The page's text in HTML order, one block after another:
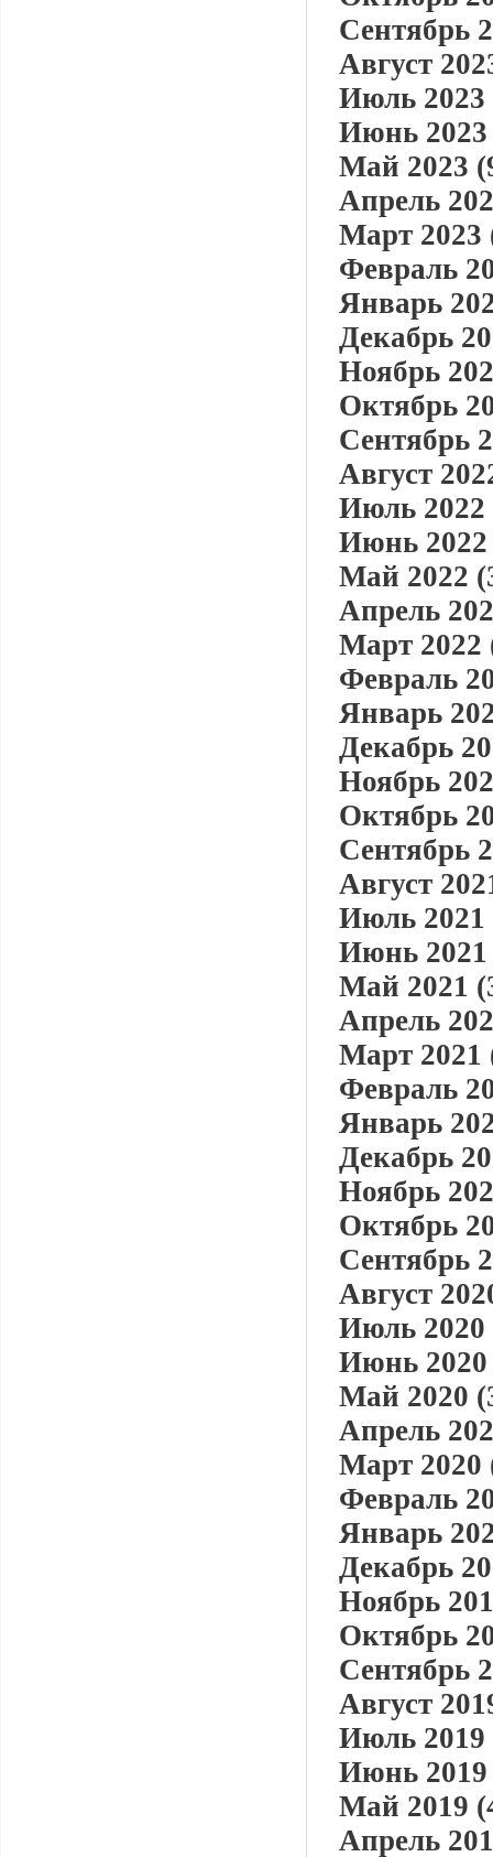
Сентябрь
Август
Июль 2023
Июнь 2023
Май 2023
Апрель
Март 2023
Февраль
Январь
Декабрь
Ноябрь
Октябрь
Сентябрь
Август
Июль 2022
Июнь 2022
Май 2022
Апрель
Март 2022
Февраль
Январь
Декабрь
Ноябрь
Октябрь
Сентябрь
Август
Июль 2021
Июнь 2021
Май 2021
Апрель
Март 2021
Февраль
Январь
Декабрь
Ноябрь
Октябрь
Сентябрь
Август
Июль 2020
Июнь 2020
Май 2020
Апрель
Март 2020
Февраль
Январь
Декабрь
Ноябрь
Октябрь
Сентябрь
Август
Июль 2019
Июнь 2019
Май 2019
Апрель